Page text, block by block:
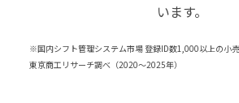
います。
※国内シフト管理システム市場 登録ID数1,000以上の小
東京商工リサーチ調べ（2020～2025年）